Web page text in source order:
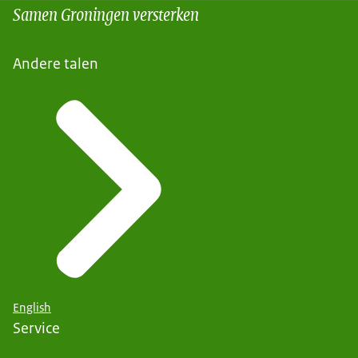
Samen Groningen versterken
Andere talen
English
Service